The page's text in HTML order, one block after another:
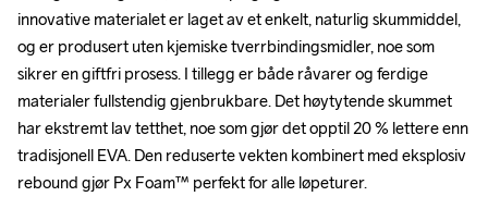
innovative materialet er laget av et enkelt, naturlig skummiddel,
og er produsert uten kjemiske tverrbindingsmidler, noe som
sikrer en giftfri prosess. I tillegg er både råvarer og ferdige
materialer fullstendig gjenbrukbare. Det høytytende skummet
har ekstremt lav tetthet, noe som gjør det opptil 20 % lettere enn
tradisjonell EVA. Den reduserte vekten kombinert med eksplosiv
rebound gjør Px Foam™ perfekt for alle løpeturer.
innovative materialet er laget av et enkelt, naturlig skummiddel,
og er produsert uten kjemiske tverrbindingsmidler, noe som
sikrer en giftfri prosess. I tillegg er både råvarer og ferdige
materialer fullstendig gjenbrukbare. Det høytytende skummet
har ekstremt lav tetthet, noe som gjør det opptil 20 % lettere enn
tradisjonell EVA. Den reduserte vekten kombinert med eksplosiv
rebound gjør Px Foam™ perfekt for alle løpeturer.